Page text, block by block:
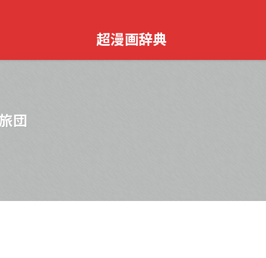
超漫画辞典
団